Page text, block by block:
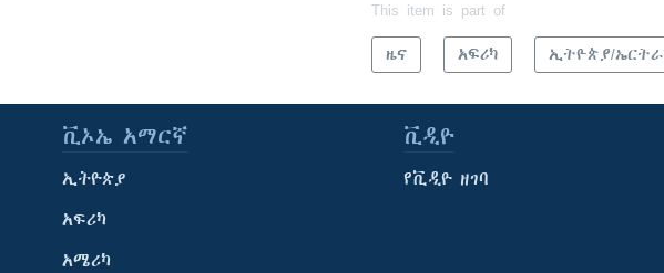
This item is part of
ዜና አፍሪካ ኢትዮጵያ/ኤርትራ
ቪኦኤ አማርኛ
ኢትዮጵያ
አፍሪካ
አሜሪካ
ቪዲዮ
የቪዲዮ ዘገባ